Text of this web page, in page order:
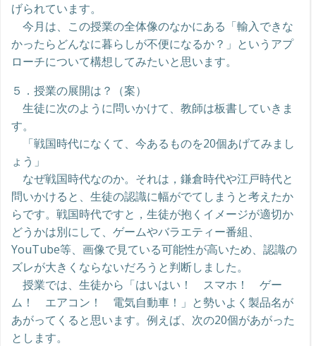
げられています。
今月は、この授業の全体像のなかにある「輸入できな
かったらどんなに暮らしが不便になるか？」というアプ
ローチについて構想してみたいと思います。
５．授業の展開は？（案）
生徒に次のように問いかけて、教師は板書していきま
す。
「戦国時代になくて、今あるものを20個あげてみまし
ょう」
なぜ戦国時代なのか。それは，鎌倉時代や江戸時代と
問いかけると、生徒の認識に幅がでてしまうと考えたか
らです。戦国時代ですと，生徒が抱くイメージが適切か
どうかは別にして、ゲームやバラエティー番組、
YouTube等、画像で見ている可能性が高いため、認識の
ズレが大きくならないだろうと判断しました。
授業では、生徒から「はいはい！ スマホ！ ゲー
ム！ エアコン！ 電気自動車！」と勢いよく製品名が
あがってくると思います。例えば、次の20個があがった
とします。